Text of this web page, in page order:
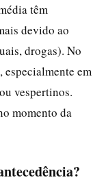
têm
devido ao
drogas). No
em
vespertinos.
momento da